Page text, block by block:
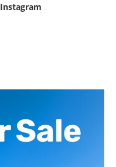
Instagram